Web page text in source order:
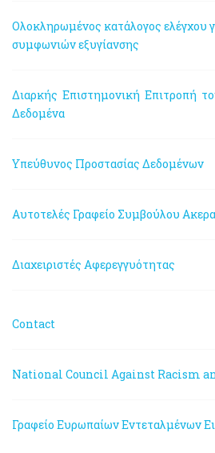
Ολοκληρωμένος κατάλογος ελέγχου
συμφωνιών εξυγίανσης
Διαρκής Επιστημονική Επιτροπή
Δεδομένα
Υπεύθυνος Προστασίας Δεδομένων
Αυτοτελές Γραφείο Συμβούλου
Διαχειριστές Αφερεγγυότητας
Contact
National Council Against Racism
Γραφείο Ευρωπαίων Εντεταλμένων